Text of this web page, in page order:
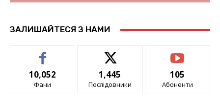
ЗАЛИШАЙТЕСЯ З НАМИ
10,052
Фани
1,445
Послідовники
105
Абоненти